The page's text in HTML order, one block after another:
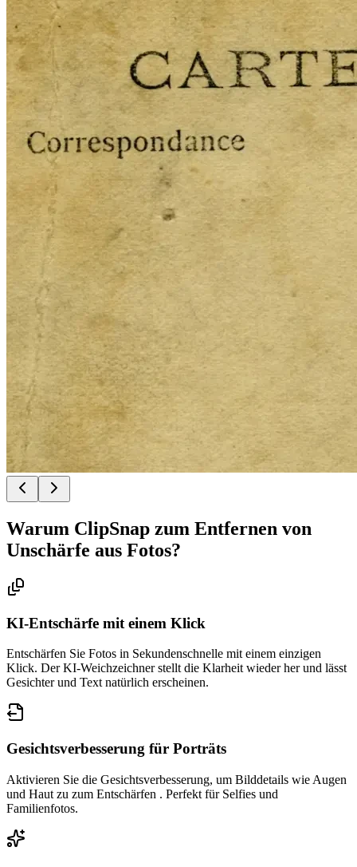
Warum ClipSnap zum Entfernen von
Unschärfe aus Fotos?
KI-Entschärfe mit einem Klick
Entschärfen Sie Fotos in Sekundenschnelle mit einem einzigen
Klick. Der KI-Weichzeichner stellt die Klarheit wieder her und lässt
Gesichter und Text natürlich erscheinen.
Gesichtsverbesserung für Porträts
Aktivieren Sie die Gesichtsverbesserung, um Bilddetails wie Augen
und Haut zu zum Entschärfen . Perfekt für Selfies und
Familienfotos.